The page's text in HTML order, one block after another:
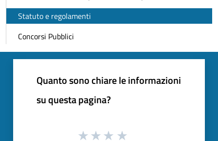
Statuto e regolamenti
Concorsi Pubblici
Quanto sono chiare le informazioni
su questa pagina?